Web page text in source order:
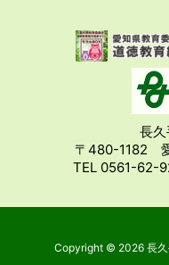
長
〒480-1182
TEL 0561-62-
Copyright © 2026 長